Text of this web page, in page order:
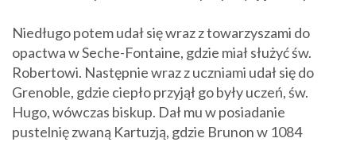
Niedługo potem udał się wraz z towarzyszami do
opactwa w Seche-Fontaine, gdzie miał służyć św.
Robertowi. Następnie wraz z uczniami udał się do
Grenoble, gdzie ciepło przyjął go były uczeń, św.
Hugo, wówczas biskup. Dał mu w posiadanie
pustelnię zwaną Kartuzją, gdzie Brunon w 1084